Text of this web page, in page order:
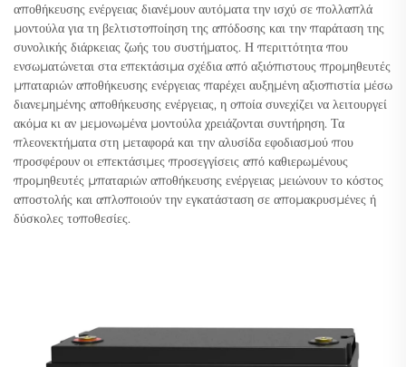
αποθήκευσης ενέργειας διανέμουν αυτόματα την ισχύ σε πολλαπλά
μοντούλα για τη βελτιστοποίηση της απόδοσης και την παράταση της
συνολικής διάρκειας ζωής του συστήματος. Η περιττότητα που
ενσωματώνεται στα επεκτάσιμα σχέδια από αξιόπιστους προμηθευτές
μπαταριών αποθήκευσης ενέργειας παρέχει αυξημένη αξιοπιστία μέσω
διανεμημένης αποθήκευσης ενέργειας, η οποία συνεχίζει να λειτουργεί
ακόμα κι αν μεμονωμένα μοντούλα χρειάζονται συντήρηση. Τα
πλεονεκτήματα στη μεταφορά και την αλυσίδα εφοδιασμού που
προσφέρουν οι επεκτάσιμες προσεγγίσεις από καθιερωμένους
προμηθευτές μπαταριών αποθήκευσης ενέργειας μειώνουν το κόστος
αποστολής και απλοποιούν την εγκατάσταση σε απομακρυσμένες ή
δύσκολες τοποθεσίες.